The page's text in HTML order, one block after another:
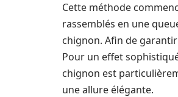
Cette méthode
rassemblés en une
chignon. Afin de
Pour un effet
chignon est
une allure élégante.